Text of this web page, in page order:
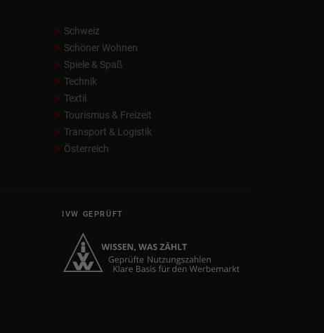
Schweiz
Schöner Wohnen
Spiele & Spaß
Technik
Textil
Tourismus & Freizeit
Transport & Logistik
Österreich
IVW GEPRÜFT